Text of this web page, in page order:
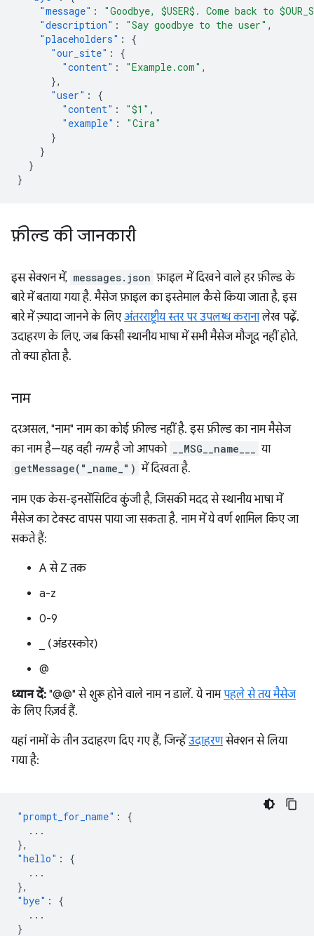
"message" :
"Goodbye, $USER$. Come back to
"description" : "Say goodbye to the user" ,
"placeholders" :
{
"our_site" :
{
"content" : "Example.com" ,
},
"user" :
{
"content" : "$1" ,
"example" :
"Cira"
}
}
}
}
फ़ील्ड की जानकारी
इस सेक्शन में, messages.json फ़ाइल में दिखने वाले हर फ़ील्ड के
बारे में बताया गया है. मैसेज फ़ाइल का इस्तेमाल कैसे किया जाता है, इस
बारे में ज़्यादा जानने के लिएअंतरराष्ट्रीय स्तर पर उपलब्ध करानालेख पढ़ें.
उदाहरण के लिए, जब किसी स्थानीय भाषा में सभी मैसेज मौजूद नहीं होते,
तो क्या होता है.
नाम
दरअसल, "नाम" नाम का कोई फ़ील्ड नहीं है. इस फ़ील्ड का नाम मैसेज
का नाम है—यह वही नामहै जो आपको __MSG__name___ या
getMessage("_name_") में दिखता है.
नाम एक केस-इनसेंसिटिव कुंजी है, जिसकी मदद से स्थानीय भाषा में
मैसेज का टेक्स्ट वापस पाया जा सकता है. नाम में ये वर्ण शामिल किए जा
सकते हैं:
A से Z तक
a-z
0-9
_ (अंडरस्कोर)
@
ध्यान दें: "@@" से शुरू होने वाले नाम न डालें. ये नामपहले से तय मैसेज
के लिए रिज़र्व हैं.
यहां नामों के तीन उदाहरण दिए गए हैं, जिन्हें उदाहरणसेक्शन से लिया
गया है:
"prompt_for_name" :
{
...
},
"hello" :
{
...
},
"bye" :
{
...
}